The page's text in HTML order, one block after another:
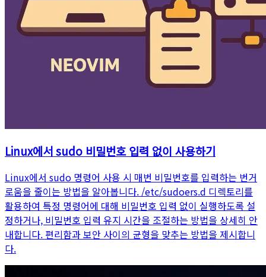
Linux에서 sudo 비밀번호 입력 없이 사용하기
Linux에서 sudo 명령어 사용 시 매번 비밀번호를 입력하는 번거
로움을 줄이는 방법을 알아봅니다. /etc/sudoers.d 디렉토리를
활용하여 특정 명령어에 대해 비밀번호 입력 없이 실행하도록 설
정하거나, 비밀번호 입력 유지 시간을 조절하는 방법을 상세히 안
내합니다. 편리함과 보안 사이의 균형을 맞추는 방법을 제시합니
다.